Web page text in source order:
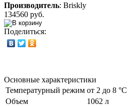
Производитель: Briskly
134560 руб.
Поделиться:
Основные характеристики
Температурный режим от 2 до 8 °C
Объем
1062 л